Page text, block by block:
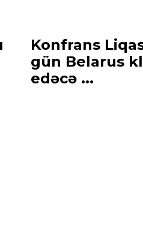
Konfrans
gün Belarus
edəcə ...